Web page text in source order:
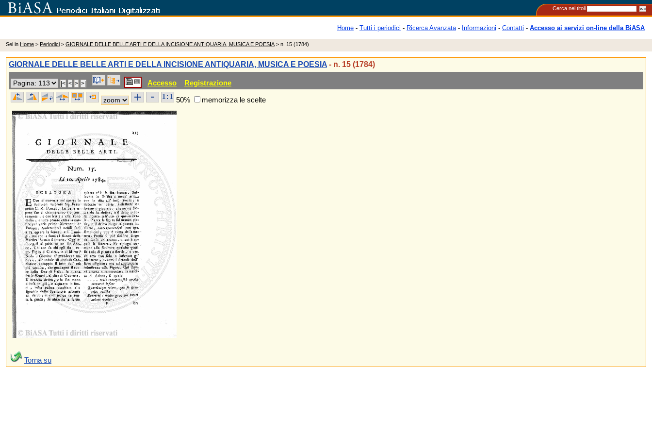
Cerca nei titoli
Home - Tutti i periodici - Ricerca Avanzata- Informazioni - Contatti - Accesso ai servizi on-line della BiASA
Sei in Home > Periodici > GIORNALE DELLE BELLE ARTI E DELLA INCISIONE ANTIQUARIA, MUSICA E POESIA > n. 15 (1784)
GIORNALE DELLE BELLE ARTI E DELLA INCISIONE ANTIQUARIA, MUSICA E POESIA - n. 15 (1784)
Accesso Registrazione
50% memorizza le scelte
Torna su